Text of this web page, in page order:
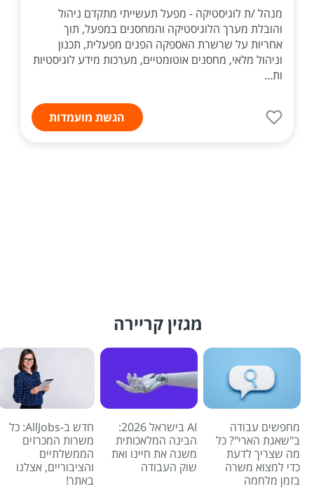
מנהל /ת לוגיסטיקה - מפעל תעשייתי מתקדם ניהול
והובלת מערך הלוגיסטיקה והמחסנים במפעל, תוך
אחריות על שרשרת האספקה הפנים מפעלית, תכנון
וניהול מלאי, מחסנים אוטומטיים, מערכות מידע לוגיסטיות
ות...
הגשת מועמדות
מגזין קריירה
מחפשים עבודה
ב"שאגת הארי"? כל
מה שצריך לדעת
כדי למצוא משרה
בזמן מלחמה
AI בישראל 2026:
הבינה המלאכותית
משנה את חיינו ואת
שוק העבודה
חדש ב-AllJobs: כל
משרות המכרזים
הממשלתיים
והציבוריים, אצלנו
באתר!